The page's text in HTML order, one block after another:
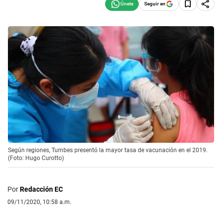
Seguir en
Según regiones, Tumbes presentó la mayor tasa de vacunación en el 2019.
(Foto: Hugo Curotto)
PorRedacción EC
09/11/2020, 10:58 a.m.